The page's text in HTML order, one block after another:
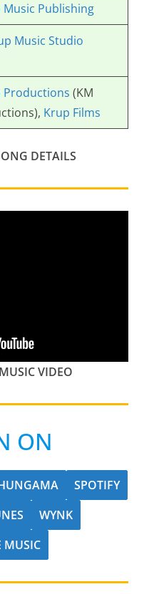
Music Publishing
Music Studio
Productions (KM
Krup Films
DETAILS
VIDEO
ON
SPOTIFY
WYNK
MUSIC